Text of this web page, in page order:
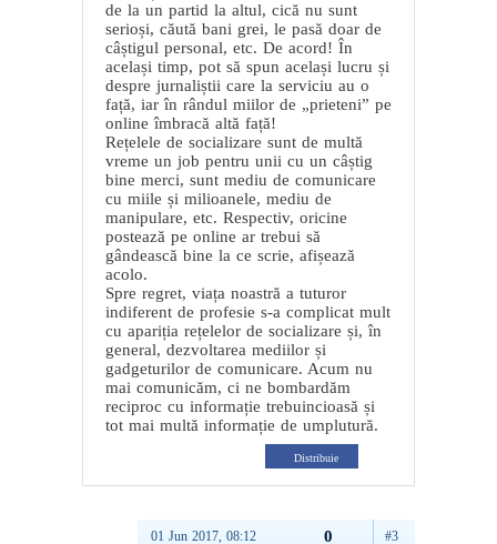
de la un partid la altul, cică nu sunt
serioși, căută bani grei, le pasă doar de
câștigul personal, etc. De acord! În
același timp, pot să spun același lucru și
despre jurnaliștii care la serviciu au o
față, iar în rândul miilor de „prieteni” pe
online îmbracă altă față!
Rețelele de socializare sunt de multă
vreme un job pentru unii cu un câștig
bine merci, sunt mediu de comunicare
cu miile și milioanele, mediu de
manipulare, etc. Respectiv, oricine
postează pe online ar trebui să
gândească bine la ce scrie, afișează
acolo.
Spre regret, viața noastră a tuturor
indiferent de profesie s-a complicat mult
cu apariția rețelelor de socializare și, în
general, dezvoltarea mediilor și
gadgeturilor de comunicare. Acum nu
mai comunicăm, ci ne bombardăm
reciproc cu informație trebuincioasă și
tot mai multă informație de umplutură.
Distribuie
01 Jun 2017, 08:12 #3
0